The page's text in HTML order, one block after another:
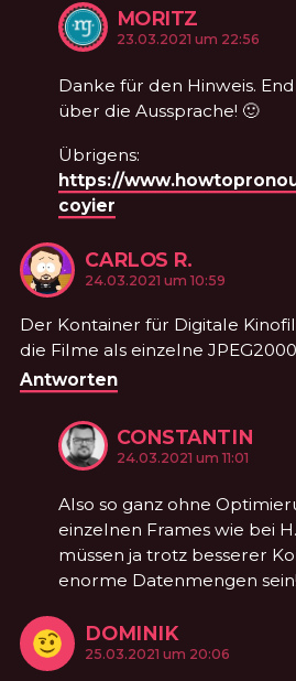
MORITZ
am
23.03.2021 um 22:56
Danke für den Hinweis.
über die Aussprache! 🙂
Übrigens:
https://
coyier
CARLOS R.
am
24.03.2021 um 10:59
Der Kontainer für Digitale
die Filme als einzelne
Antworten
CONSTANTIN
am
24.03.2021 um 11:01
Also so ganz ohne
einzelnen Frames wie bei
müssen ja trotz besserer
enorme Datenmengen sein!
DOMINIK
am
25.03.2021 um 20:06